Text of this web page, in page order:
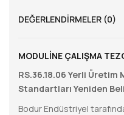
DEĞERLENDIRMELER (0)
MODULİNE ÇALIŞMA
RS.36.18.06 Yerli Üretim
Standartları Yeniden
Bodur Endüstriyel